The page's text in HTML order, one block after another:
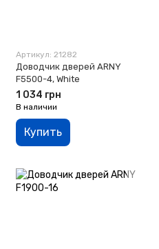
Артикул: 21282
Доводчик дверей ARNY
F5500-4, White
1 034 грн
В наличии
Купить